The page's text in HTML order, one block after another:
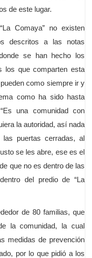
de este lugar.
Comaya” no existen
descritos a las notas
se han hecho los
los que comparten esta
como siempre ir y
como ha sido hasta
“Es una comunidad con
la autoridad, así nada
puertas cerradas, al
se les abre, ese es el
que no es dentro de las
del predio de “La
de 80 familias, que
la comunidad, la cual
medidas de prevención
por lo que pidió a los